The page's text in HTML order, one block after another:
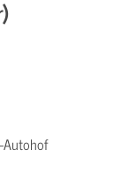
Autohof